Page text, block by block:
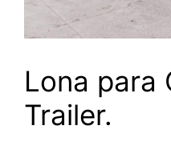
Lona para
Trailer.